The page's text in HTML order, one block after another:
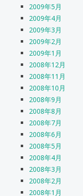
2009年5月
2009年4月
2009年3月
2009年2月
2009年1月
2008年12月
2008年11月
2008年10月
2008年9月
2008年8月
2008年7月
2008年6月
2008年5月
2008年4月
2008年3月
2008年2月
2008年1月